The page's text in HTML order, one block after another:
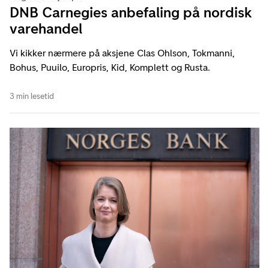
DNB Carnegies anbefaling på nordisk
varehandel
Vi kikker nærmere på aksjene Clas Ohlson, Tokmanni,
Bohus, Puuilo, Europris, Kid, Komplett og Rusta.
3 min lesetid